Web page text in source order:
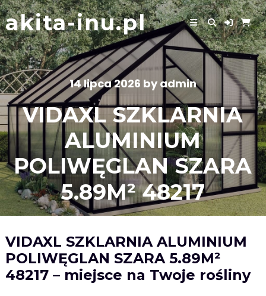
Skip
to
content
akita-inu.pl
14 lipca 2026 byadmin
VIDAXL SZKLARNIA
ALUMINIUM
POLIWĘGLAN SZARA
5.89M² 48217
VIDAXL SZKLARNIA ALUMINIUM
POLIWĘGLAN SZARA 5.89M²
48217 – miejsce na Twoje rośliny